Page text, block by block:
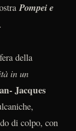
Pompei e
della
in un
Jacques
di colpo, con